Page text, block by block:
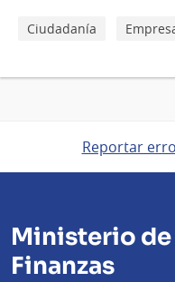
Ciudadanía
Reportar
Ministerio de
Finanzas